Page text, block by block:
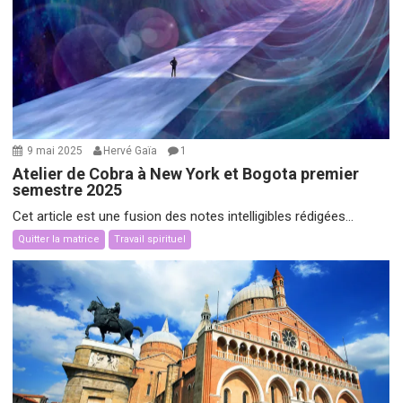
9 mai 2025 Hervé Gaïa 1
Atelier de Cobra à New York et Bogota premier
semestre 2025
Cet article est une fusion des notes intelligibles rédigées...
Quitter la matrice Travail spirituel